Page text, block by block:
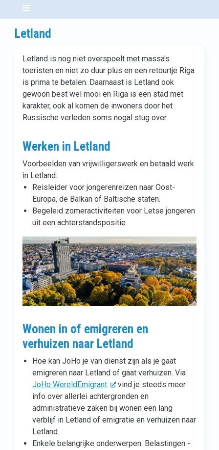
Letland
Letland is nog niet overspoelt met massa's
toeristen en niet zo duur plus en een retourtje Riga
is prima te betalen. Daarnaast is Letland ook
gewoon best wel mooi en Riga is een stad met
karakter, ook al komen de inwoners door het
Russische verleden soms nogal stug over.
Werken in Letland
Voorbeelden van vrijwilligerswerk en betaald werk
in Letland:
Reisleider voor jongerenreizen naar Oost-
Europa, de Balkan of Baltische staten.
Begeleid zomeractiviteiten voor Letse jongeren
uit een achterstandspositie.
Wonen in of emigreren en
verhuizen naar Letland
Hoe kan JoHo je van dienst zijn als je gaat
emigreren naar Letland of gaat verhuizen. Via
JoHo WereldEmigrant
vind je steeds meer
info over allerlei achtergronden en
administratieve zaken bij wonen een lang
verblijf in Letland of emigratie en verhuizen naar
Letland.
Enkele belangrijke onderwerpen: Belastingen -